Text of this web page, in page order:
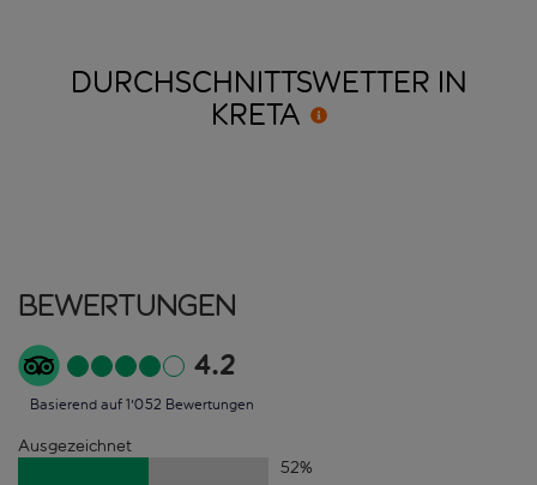
DURCHSCHNITTSWETTER IN
KRETA
Bewertungen
4.2
Basierend auf 1'052 Bewertungen
Ausgezeichnet
52%